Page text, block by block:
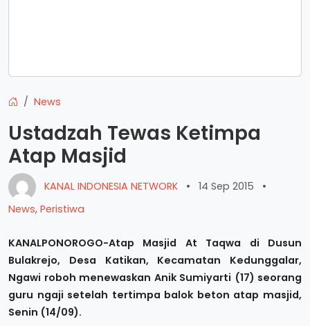
News
Ustadzah Tewas Ketimpa
Atap Masjid
KANAL INDONESIA NETWORK • 14 Sep 2015
•
News, Peristiwa
KANALPONOROGO-Atap Masjid At Taqwa di Dusun
Bulakrejo, Desa Katikan, Kecamatan Kedunggalar,
Ngawi roboh menewaskan Anik Sumiyarti (17) seorang
guru ngaji setelah tertimpa balok beton atap masjid,
Senin (14/09).